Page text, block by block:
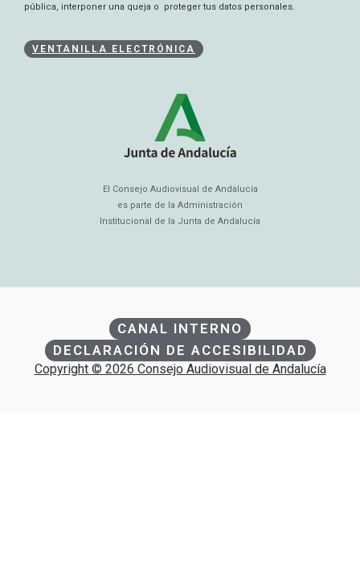
pública, interponer una queja o proteger tus datos personales.
VENTANILLA ELECTRÓNICA
El Consejo Audiovisual de Andalucía
es parte de la Administración
Institucional de la Junta de Andalucía
CANAL INTERNO
DECLARACIÓN DE ACCESIBILIDAD
Copyright © 2026 Consejo Audiovisual de Andalucía